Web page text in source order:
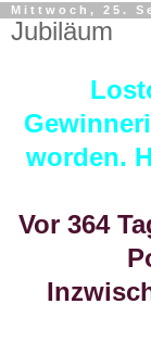
Mittwoch, 25.
Jubiläum
worden.
Vor 364